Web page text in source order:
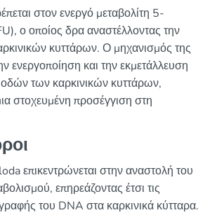
στον ενεργό μεταβολίτη 5-
ο οποίος δρα αναστέλλοντας την
κυττάρων. Ο μηχανισμός της
ενεργοποίηση και την εκμετάλλευση
των καρκινικών κυττάρων,
στοχευμένη προσέγγιση στη
επικεντρώνεται στην αναστολή του
επηρεάζοντας έτσι τις
του DNA στα καρκινικά κύτταρα.